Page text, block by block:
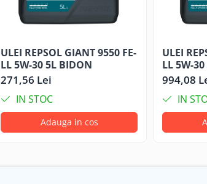
ULEI REPSOL GIANT 9550 FE-
LL 5W-30 5L BIDON
271,56 Lei
IN STOC
Adauga in cos
ULEI
LL 5W-
994,08
IN